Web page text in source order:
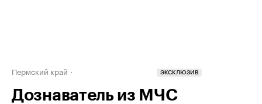
Пермский край ЭКСКЛЮЗИВ
Дознаватель из МЧС